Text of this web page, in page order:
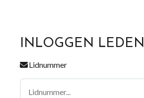
INLOGGEN LEDEN
Lidnummer